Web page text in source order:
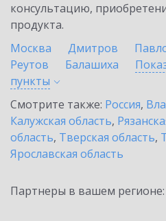
консультацию,
продукта.
Москва
Дмитров
Реутов
Балашиха
пункты
Смотрите также: Россия,
Калужская область,
область, Тверская область,
Ярославская область
Партнеры в вашем регионе: